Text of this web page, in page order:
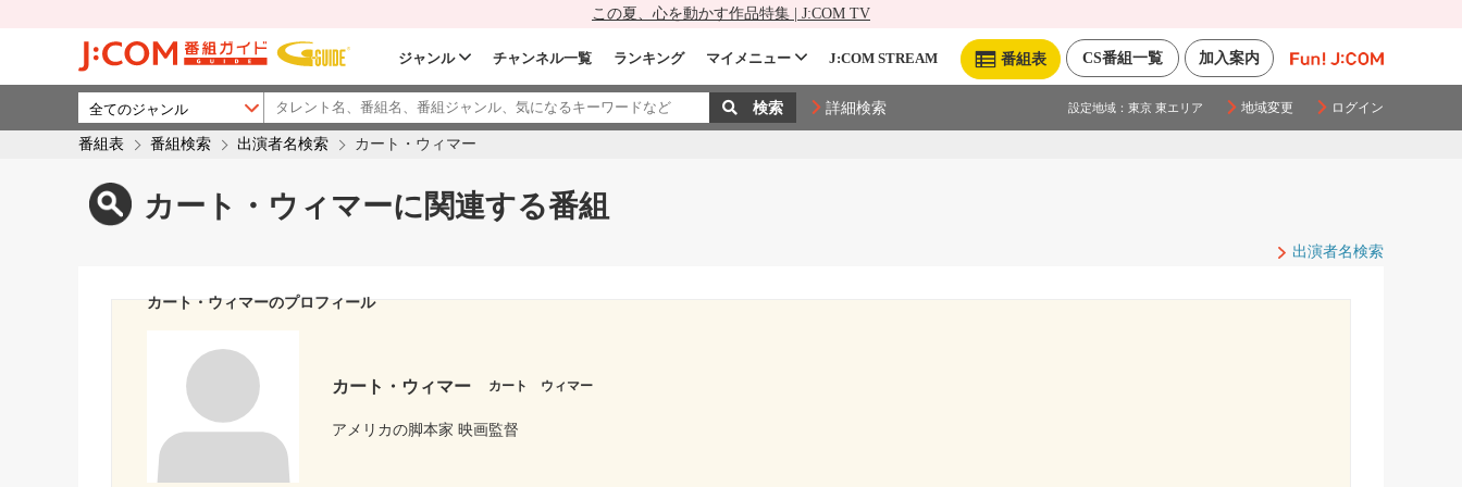
この夏、心を動かす作品特集 | J:COM TV
加入案内
CS番組一覧
番組表
ジャンル チャンネル一覧 ランキング マイメニュー J:COM STREAM
詳細検索 設定地域： 東京 東エリア 地域変更 ログイン
番組表 番組検索 出演者名検索 カート・ウィマー
カート・ウィマーに関連する番組
出演者名検索
カート・ウィマーのプロフィール
カート・ウィマー カート ウィマー
アメリカの脚本家 映画監督